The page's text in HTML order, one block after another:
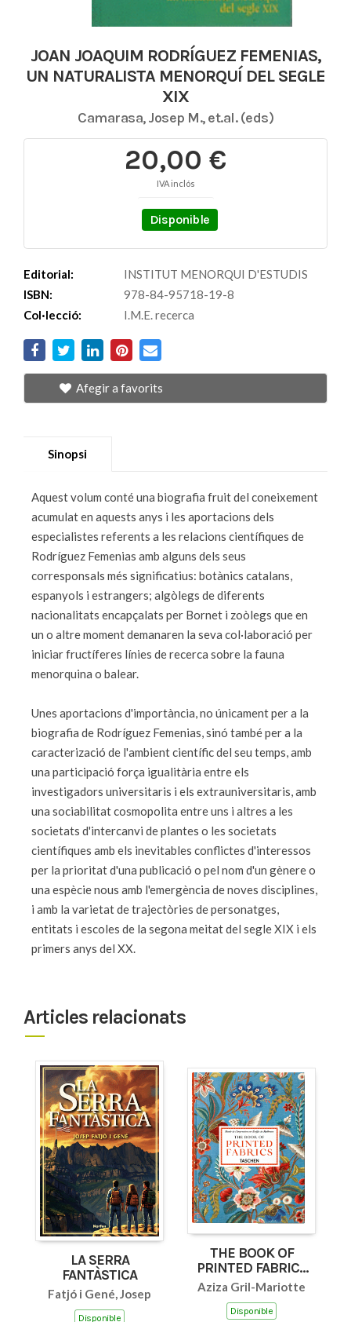
JOAN JOAQUIM RODRÍGUEZ FEMENIAS,
UN NATURALISTA MENORQUÍ DEL SEGLE
XIX
Camarasa, Josep M., et.al. (eds)
20,00 €
IVA inclós
Disponible
Editorial:
INSTITUT MENORQUI D'ESTUDIS
ISBN:
978-84-95718-19-8
Col·lecció:
I.M.E. recerca
Afegir a favorits
Sinopsi
Aquest volum conté una biografia fruit del coneixement
acumulat en aquests anys i les aportacions dels
especialistes referents a les relacions científiques de
Rodríguez Femenias amb alguns dels seus
corresponsals més significatius: botànics catalans,
espanyols i estrangers; algòlegs de diferents
nacionalitats encapçalats per Bornet i zoòlegs que en
un o altre moment demanaren la seva col·laboració per
iniciar fructíferes línies de recerca sobre la fauna
menorquina o balear.
Unes aportacions d'importància, no únicament per a la
biografia de Rodríguez Femenias, sinó també per a la
caracterizació de l'ambient científic del seu temps, amb
una participació força igualitària entre els
investigadors universitaris i els extrauniversitaris, amb
una sociabilitat cosmopolita entre uns i altres a les
societats d'intercanvi de plantes o les societats
científiques amb els inevitables conflictes d'interessos
per la prioritat d'una publicació o pel nom d'un gènere o
una espècie nous amb l'emergència de noves disciplines,
i amb la varietat de trajectòries de personatges,
entitats i escoles de la segona meitat del segle XIX i els
primers anys del XX.
Articles relacionats
LA SERRA
FANTÀSTICA
Fatjó i Gené, Josep
Disponible
THE BOOK OF
PRINTED FABRICS
45TH ED.
Aziza Gril-Mariotte
Disponible